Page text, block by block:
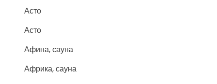
Асто
Асто
Афина, сауна
Африка, сауна